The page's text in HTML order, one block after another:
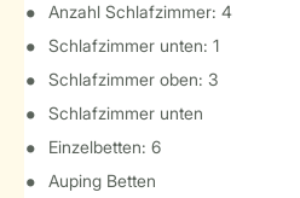
Anzahl Schlafzimmer: 4
Schlafzimmer unten: 1
Schlafzimmer oben: 3
Schlafzimmer unten
Einzelbetten: 6
Auping Betten